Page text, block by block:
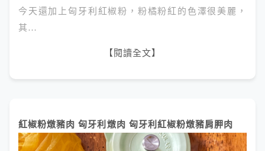
今天還加上匈牙利紅椒粉，粉橘粉紅的色澤很美麗，
其…
【閱讀全文】
紅椒粉燉豬肉 匈牙利燉肉 匈牙利紅椒粉燉豬肩胛肉